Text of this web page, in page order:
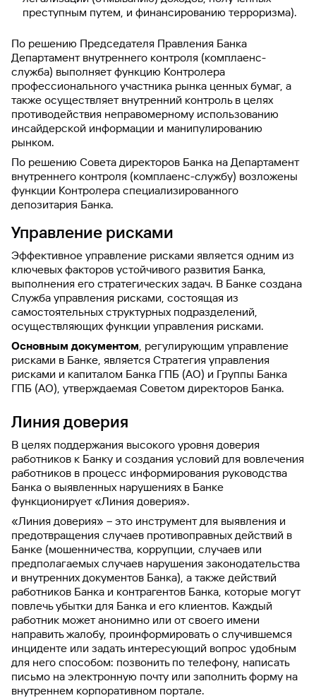
преступным путем, и финансированию терроризма).
По решению Председателя Правления Банка
Департамент внутреннего контроля (комплаенс-
служба) выполняет функцию Контролера
профессионального участника рынка ценных бумаг, а
также осуществляет внутренний контроль в целях
противодействия неправомерному использованию
инсайдерской информации и манипулированию
рынком.
По решению Совета директоров Банка на Департамент
внутреннего контроля (комплаенс-службу) возложены
функции Контролера специализированного
депозитария Банка.
Управление рисками
Эффективное управление рисками является одним из
ключевых факторов устойчивого развития Банка,
выполнения его стратегических задач. В Банке создана
Служба управления рисками, состоящая из
самостоятельных структурных подразделений,
осуществляющих функции управления рисками.
Основным документом, регулирующим управление
рисками в Банке, является Стратегия управления
рисками и капиталом Банка ГПБ (АО) и Группы Банка
ГПБ (АО), утверждаемая Советом директоров Банка.
Линия доверия
В целях поддержания высокого уровня доверия
работников к Банку и создания условий для вовлечения
работников в процесс информирования руководства
Банка о выявленных нарушениях в Банке
функционирует «Линия доверия».
«Линия доверия» – это инструмент для выявления и
предотвращения случаев противоправных действий в
Банке (мошенничества, коррупции, случаев или
предполагаемых случаев нарушения законодательства
и внутренних документов Банка), а также действий
работников Банка и контрагентов Банка, которые могут
повлечь убытки для Банка и его клиентов. Каждый
работник может анонимно или от своего имени
направить жалобу, проинформировать о случившемся
инциденте или задать интересующий вопрос удобным
для него способом: позвонить по телефону, написать
письмо на электронную почту или заполнить форму на
внутреннем корпоративном портале.